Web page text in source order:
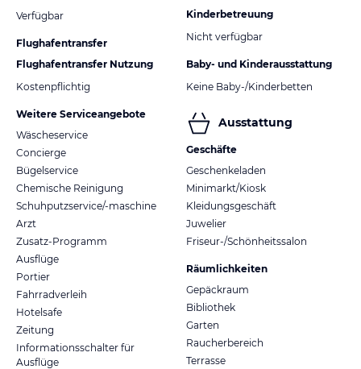
Verfügbar
Flughafentransfer
Flughafentransfer Nutzung
Kostenpflichtig
Weitere Serviceangebote
Wäscheservice
Concierge
Bügelservice
Chemische Reinigung
Schuhputzservice/-maschine
Arzt
Zusatz-Programm
Ausflüge
Portier
Fahrradverleih
Hotelsafe
Zeitung
Informationsschalter für
Ausflüge
Kinderbetreuung
Nicht verfügbar
Baby- und Kinderausstattung
Keine Baby-/Kinderbetten
Ausstattung
Geschäfte
Geschenkeladen
Minimarkt/Kiosk
Kleidungsgeschäft
Juwelier
Friseur-/Schönheitssalon
Räumlichkeiten
Gepäckraum
Bibliothek
Garten
Raucherbereich
Terrasse